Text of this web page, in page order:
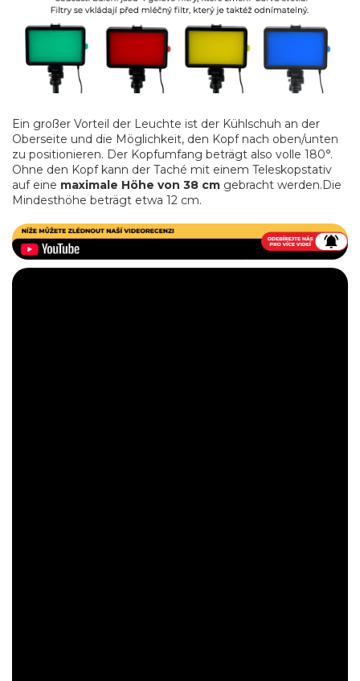
Ein großer Vorteil der Leuchte ist der Kühlschuh an der
Oberseite und die Möglichkeit, den Kopf nach oben/unten
zu positionieren. Der Kopfumfang beträgt also volle 180°.
Ohne den Kopf kann der Taché mit einem Teleskopstativ
auf eine maximale Höhe von 38 cm gebracht werden.Die
Mindesthöhe beträgt etwa 12 cm.